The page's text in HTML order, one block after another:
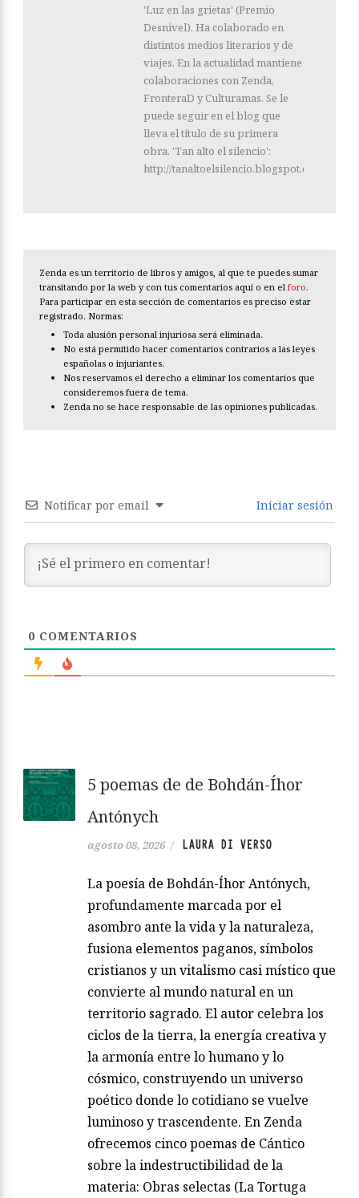
'Luz en las grietas' (Premio
Desnivel). Ha colaborado en
distintos medios literarios y de
viajes. En la actualidad mantiene
colaboraciones con Zenda,
FronteraD y Culturamas. Se le
puede seguir en el blog que
lleva el título de su primera
obra, 'Tan alto el silencio':
http://tanaltoelsilencio.blogspot.com/
Zenda es un territorio de libros y amigos, al que te puedes sumar
transitando por la web y con tus comentarios aquí o en el foro.
Para participar en esta sección de comentarios es preciso estar
registrado. Normas:
Toda alusión personal injuriosa será eliminada.
No está permitido hacer comentarios contrarios a las leyes
españolas o injuriantes.
Nos reservamos el derecho a eliminar los comentarios que
consideremos fuera de tema.
Zenda no se hace responsable de las opiniones publicadas.
Notificar por email Iniciar sesión
0 COMENTARIOS
5 poemas de de Bohdán-Íhor
Antónych
agosto 08, 2026 / LAURA DI VERSO
La poesía de Bohdán-Íhor Antónych,
profundamente marcada por el
asombro ante la vida y la naturaleza,
fusiona elementos paganos, símbolos
cristianos y un vitalismo casi místico que
convierte al mundo natural en un
territorio sagrado. El autor celebra los
ciclos de la tierra, la energía creativa y
la armonía entre lo humano y lo
cósmico, construyendo un universo
poético donde lo cotidiano se vuelve
luminoso y trascendente. En Zenda
ofrecemos cinco poemas de Cántico
sobre la indestructibilidad de la
materia: Obras selectas (La Tortuga